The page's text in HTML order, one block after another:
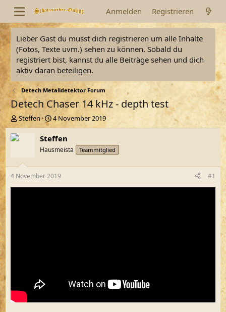
Anmelden Registrieren
Lieber Gast du musst dich registrieren um alle Inhalte
(Fotos, Texte uvm.) sehen zu können. Sobald du
registriert bist, kannst du alle Beiträge sehen und dich
aktiv daran beteiligen.
Detech Metalldetektor Forum
Detech Chaser 14 kHz - depth test
E
r
s
l
e
r
Steffen
E
r
s
e
l
t
a
4 November 2019
Steffen
Hausmeista Teammitglied
4 November 2019 #1